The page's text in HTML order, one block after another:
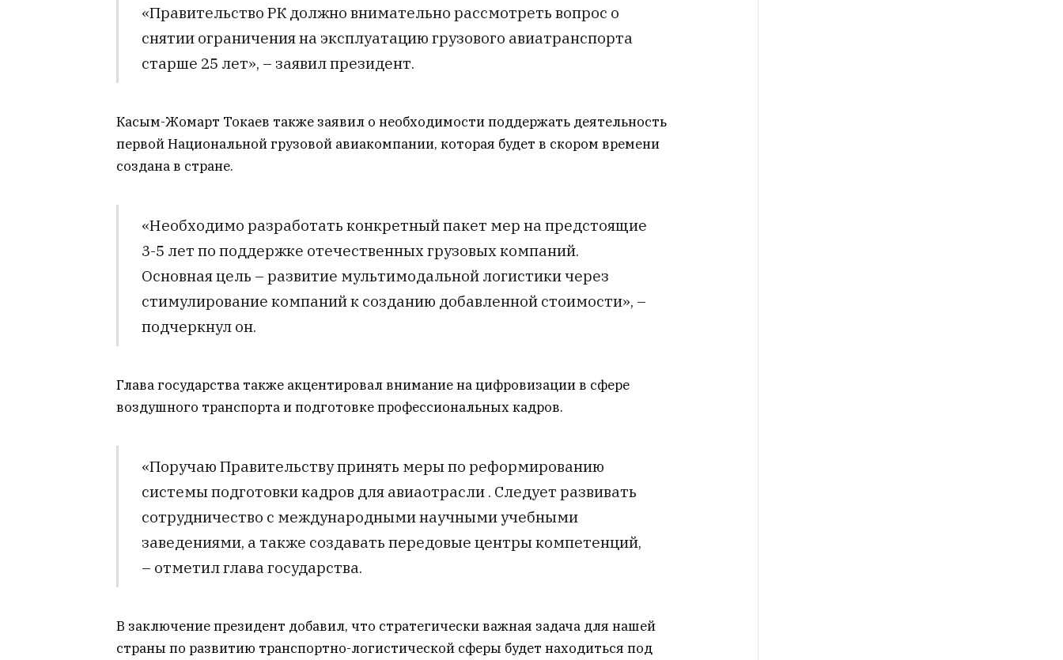
«Правительство РК должно внимательно рассмотреть вопрос о
снятии ограничения на эксплуатацию грузового авиатранспорта
старше 25 лет», – заявил президент.
Касым-Жомарт Токаев также заявил о необходимости поддержать деятельность
первой Национальной грузовой авиакомпании, которая будет в скором времени
создана в стране.
«Необходимо разработать конкретный пакет мер на предстоящие
3-5 лет по поддержке отечественных грузовых компаний.
Основная цель – развитие мультимодальной логистики через
стимулирование компаний к созданию добавленной стоимости», –
подчеркнул он.
Глава государства также акцентировал внимание на цифровизации в сфере
воздушного транспорта и подготовке профессиональных кадров.
«Поручаю Правительству принять меры по реформированию
системы подготовки кадров для авиаотрасли . Следует развивать
сотрудничество с международными научными учебными
заведениями, а также создавать передовые центры компетенций,
– отметил глава государства.
В заключение президент добавил, что стратегически важная задача для нашей
страны по развитию транспортно-логистической сферы будет находиться под